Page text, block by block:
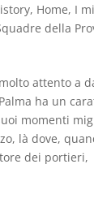
, Home, I
della
attento a
ha un
momenti
là dove,
dei